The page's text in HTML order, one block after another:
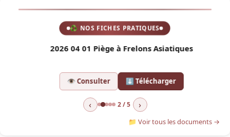
♻ NOS FICHES PRATIQUES
2026 04 01 Piège à Frelons Asiatiques
👁 Consulter ⬇ Télécharger
‹ 2 / 5 ›
📁 Voir tous les documents →